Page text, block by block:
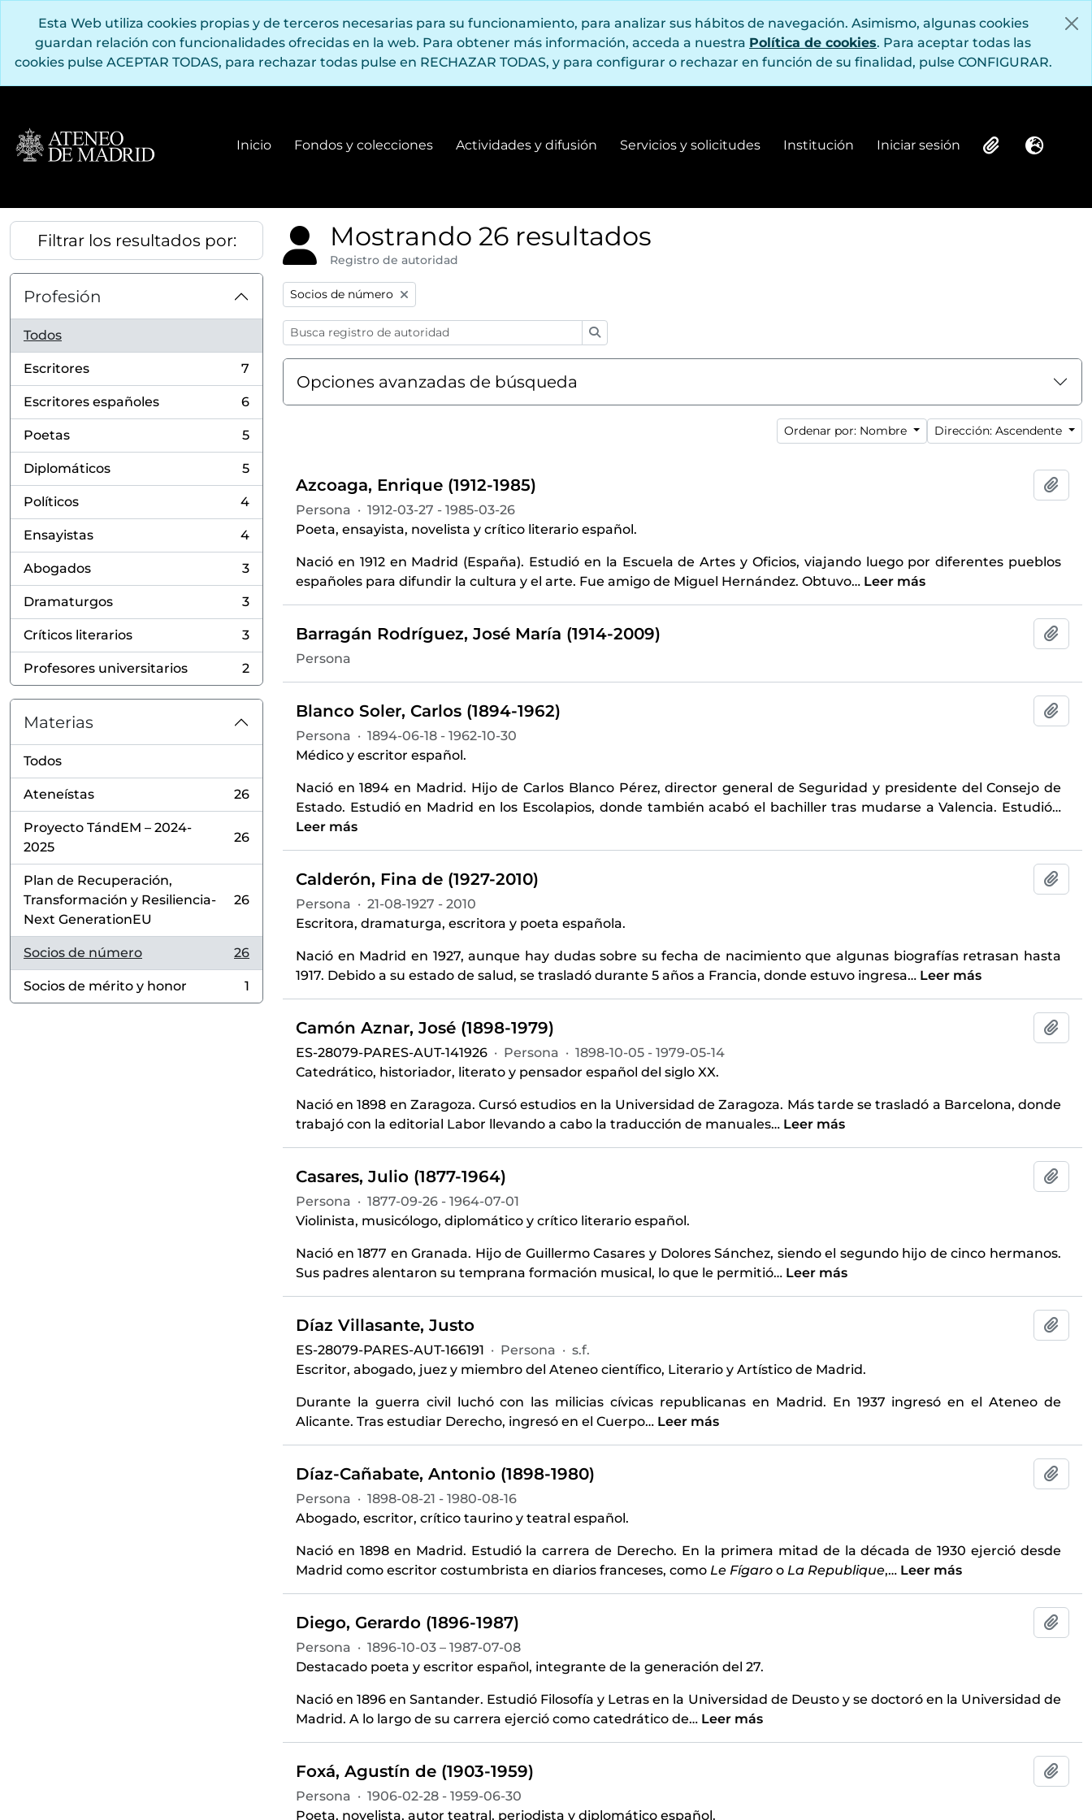
Esta Web utiliza cookies propias y de terceros necesarias para su funcionamiento, para analizar sus hábitos de navegación. Asimismo, algunas cookies
guardan relación con funcionalidades ofrecidas en la web. Para obtener más información, acceda a nuestra Política de cookies. Para aceptar todas las
cookies pulse ACEPTAR TODAS, para rechazar todas pulse en RECHAZAR TODAS, y para configurar o rechazar en función de su finalidad, pulse CONFIGURAR.
Inicio Fondos y colecciones
Fondos y colecciones
Actividades y difusión
Actividades y difusión
Servicios y solicitudes Institución
Institución
Iniciar sesión
Iniciar sesión ClipboardIdioma
Filtrar los resultados por:
Profesión
Todos
Escritores
, 7 resultados
7
Escritores españoles
, 6 resultados
6
Poetas
, 5 resultados
5
Diplomáticos
, 5 resultados
5
Políticos
, 4 resultados
4
Ensayistas
, 4 resultados
4
Abogados
, 3 resultados
3
Dramaturgos
, 3 resultados
3
Críticos literarios
, 3 resultados
3
Profesores universitarios
, 2 resultados
2
Materias
Todos
Ateneístas
, 26 resultados
26
Proyecto TándEM – 2024-
2025
, 26 resultados
26
Plan de Recuperación,
Transformación y Resiliencia-
Next GenerationEU
, 26 resultados
26
Socios de número
, 26 resultados
26
Socios de mérito y honor
, 1 resultados
1
Mostrando 26 resultados
Registro de autoridad
Remove filter:
Socios de número
Opciones avanzadas de búsqueda
Ordenar por: Nombre Dirección: Ascendente
Azcoaga, Enrique (1912-1985)
Persona · 1912-03-27 - 1985-03-26
Poeta, ensayista, novelista y crítico literario español.
Nació en 1912 en Madrid (España). Estudió en la Escuela de Artes y Oficios, viajando luego por diferentes pueblos
españoles para difundir la cultura y el arte. Fue amigo de Miguel Hernández. Obtuvo… Leer más
Barragán Rodríguez, José María (1914-2009)
Persona
Blanco Soler, Carlos (1894-1962)
Persona · 1894-06-18 - 1962-10-30
Médico y escritor español.
Nació en 1894 en Madrid. Hijo de Carlos Blanco Pérez, director general de Seguridad y presidente del Consejo de
Estado. Estudió en Madrid en los Escolapios, donde también acabó el bachiller tras mudarse a Valencia. Estudió…
Leer más
Calderón, Fina de (1927-2010)
Persona · 21-08-1927 - 2010
Escritora, dramaturga, escritora y poeta española.
Nació en Madrid en 1927, aunque hay dudas sobre su fecha de nacimiento que algunas biografías retrasan hasta
1917. Debido a su estado de salud, se trasladó durante 5 años a Francia, donde estuvo ingresa… Leer más
Camón Aznar, José (1898-1979)
ES-28079-PARES-AUT-141926 · Persona · 1898-10-05 - 1979-05-14
Catedrático, historiador, literato y pensador español del siglo XX.
Nació en 1898 en Zaragoza. Cursó estudios en la Universidad de Zaragoza. Más tarde se trasladó a Barcelona, donde
trabajó con la editorial Labor llevando a cabo la traducción de manuales… Leer más
Casares, Julio (1877-1964)
Persona · 1877-09-26 - 1964-07-01
Violinista, musicólogo, diplomático y crítico literario español.
Nació en 1877 en Granada. Hijo de Guillermo Casares y Dolores Sánchez, siendo el segundo hijo de cinco hermanos.
Sus padres alentaron su temprana formación musical, lo que le permitió… Leer más
Díaz Villasante, Justo
ES-28079-PARES-AUT-166191 · Persona · s.f.
Escritor, abogado, juez y miembro del Ateneo científico, Literario y Artístico de Madrid.
Durante la guerra civil luchó con las milicias cívicas republicanas en Madrid. En 1937 ingresó en el Ateneo de
Alicante. Tras estudiar Derecho, ingresó en el Cuerpo… Leer más
Díaz-Cañabate, Antonio (1898-1980)
Persona · 1898-08-21 - 1980-08-16
Abogado, escritor, crítico taurino y teatral español.
Nació en 1898 en Madrid. Estudió la carrera de Derecho. En la primera mitad de la década de 1930 ejerció desde
Madrid como escritor costumbrista en diarios franceses, como Le Fígaro o La Republique,… Leer más
Diego, Gerardo (1896-1987)
Persona · 1896-10-03 – 1987-07-08
Destacado poeta y escritor español, integrante de la generación del 27.
Nació en 1896 en Santander. Estudió Filosofía y Letras en la Universidad de Deusto y se doctoró en la Universidad de
Madrid. A lo largo de su carrera ejerció como catedrático de… Leer más
Foxá, Agustín de (1903-1959)
Persona · 1906-02-28 - 1959-06-30
Poeta, novelista, autor teatral, periodista y diplomático español.